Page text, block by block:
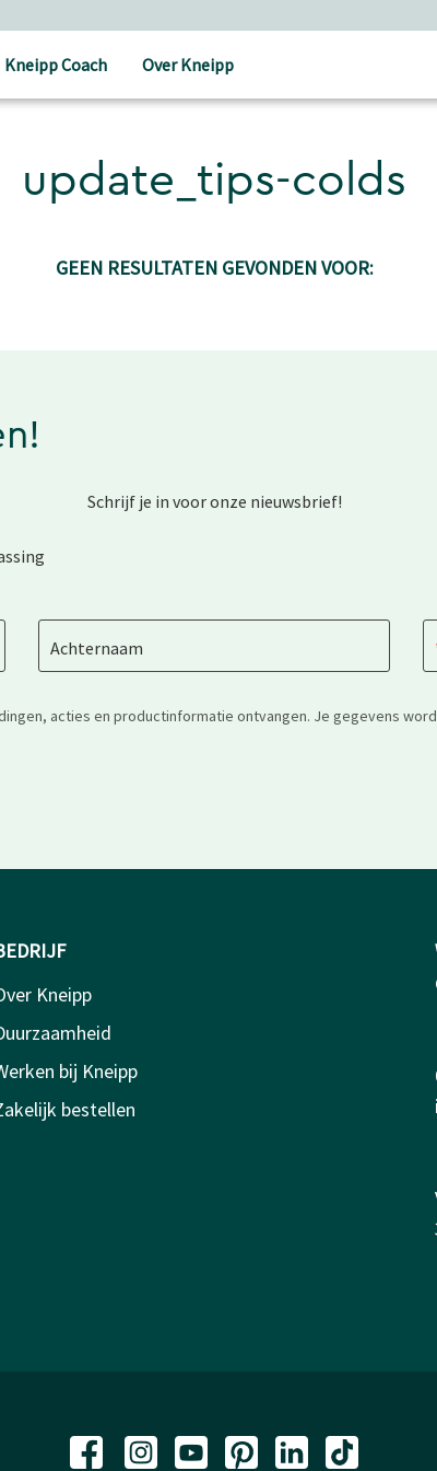
Kneipp Coach Over Kneipp
update_tips-colds
GEEN RESULTATEN GEVONDEN VOOR:
Schrijf je in voor onze nieuwsbrief!
Achternaam
acties en productinformatie ontvangen. Je gegevens
Kneipp
bij Kneipp
bestellen